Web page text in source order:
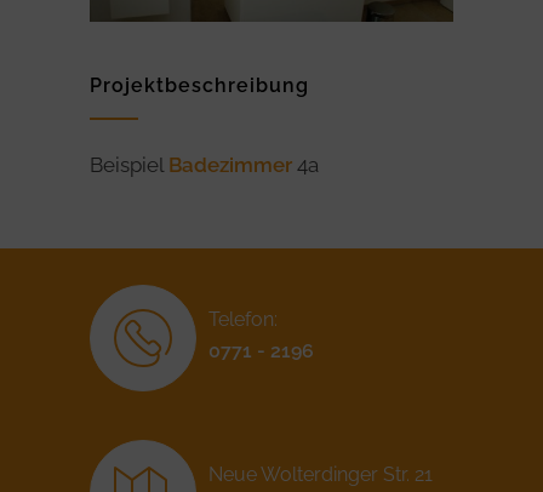
Projektbeschreibung
Beispiel Badezimmer 4a
Telefon:
0771 - 2196
Neue Wolterdinger Str. 21